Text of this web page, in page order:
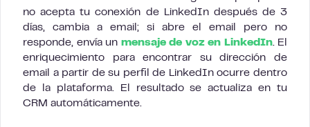
no acepta tu conexión de LinkedIn después de 3
días, cambia a email; si abre el email pero no
responde, envía un mensaje de voz en LinkedIn. El
enriquecimiento para encontrar su dirección de
email a partir de su perfil de LinkedIn ocurre dentro
de la plataforma. El resultado se actualiza en tu
CRM automáticamente.